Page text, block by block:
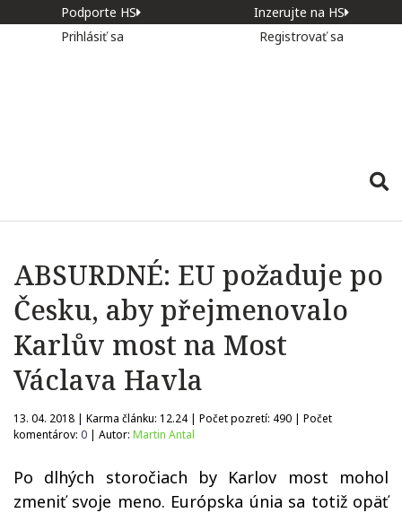
Podporte HS
Inzerujte na HS
Prihlásiť sa
Registrovať sa
ABSURDNÉ: EU požaduje po
Česku, aby přejmenovalo
Karlův most na Most
Václava Havla
13. 04. 2018 | Karma článku: 12.24 | Počet pozretí: 490 | Počet
komentárov: 0 | Autor: Martin Antal
Po dlhých storočiach by Karlov most mohol
zmeniť svoje meno. Európska únia sa totiž opäť